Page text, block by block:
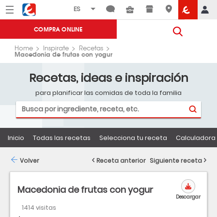
Menú Eroski
COMPRA ONLINE
Home Inspirate Recetas
Macedonia de frutas con yogur
Recetas, ideas e inspiración
para planificar las comidas de toda la familia
Inicio Todas las recetas Selecciona tu receta
Macedonia de frutas con yogur
1414 visitas
Descargar
Volver Receta anterior Siguiente receta